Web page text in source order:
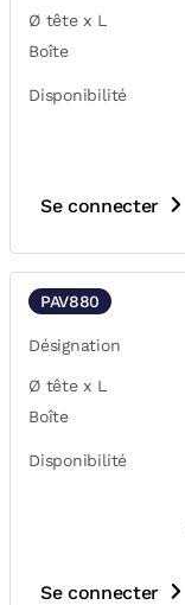
Ø tête x L
Boîte
Disponibilité
Se connecter
PAV880
Désignation
Ø tête x L
Boîte
Disponibilité
Se connecter